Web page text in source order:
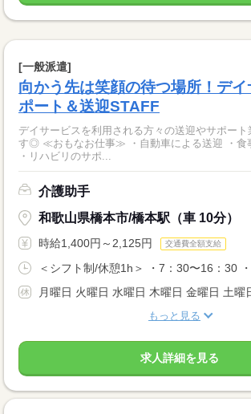
[一般派遣]
向かう先は笑顔の待つ場所！デ
ポート＆送迎STAFF
デイサービスを利用される方々の送迎やサポート
す◎ ≪おもなお仕事≫ ・自動車による送迎 ・食事や入浴等の介助
・リハビリのサポ...
介護助手
和歌山県橋本市/橋本駅（車 10分）
時給1,400円～2,125円 交通費全額支給
＜シフト制/休憩1h＞ ・7：30〜16：30 ・
月曜日 火曜日 水曜日 木曜日 金曜日 土曜
もっと見る
求人詳細を見る